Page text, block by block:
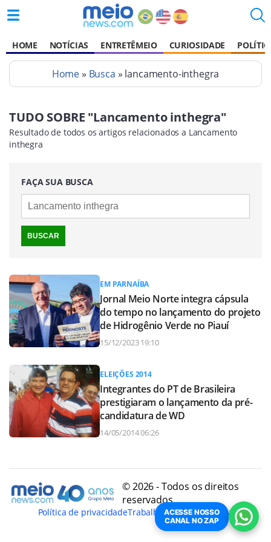
HOME NOTÍCIAS ENTRETÊMEIO CURIOSIDADE
Home» Busca » lancamento-inthegra
TUDO SOBRE "Lancamento inthegra"
Resultado de todos os artigos relacionados a Lancamento
inthegra
FAÇA SUA BUSCA
BUSCAR
EM PARNAÍBA
Jornal Meio Norte integra cápsula
do tempo no lançamento do projeto
de Hidrogênio Verde no Piauí
15/12/2023 19:10
ELEIÇÕES 2014
Integrantes do PT de Brasileira
prestigiaram o lançamento da pré-
candidatura de WD
14/05/2014 06:26
© 2026 - Todos os direitos
reservados
Política de privacidadeTrabalhe ConoscoConheça
ACESSE NOSSO
CANAL NO ZAP